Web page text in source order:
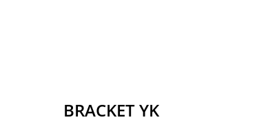
BRACKET YK